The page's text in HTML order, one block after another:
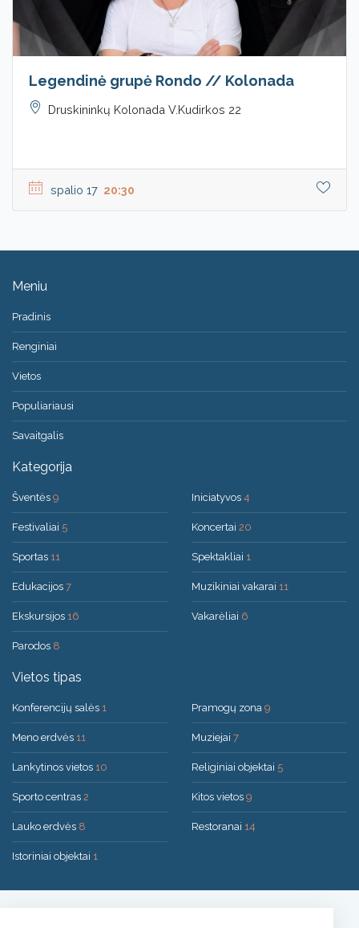
Legendinė grupė Rondo // Kolonada
Druskininkų Kolonada V.Kudirkos 22
spalio 17 20:30
Meniu
Pradinis
Renginiai
Vietos
Populiariausi
Savaitgalis
Kategorija
Šventės 9
Festivaliai 5
Sportas 11
Edukacijos 7
Ekskursijos 16
Parodos 8
Iniciatyvos 4
Koncertai 20
Spektakliai 1
Muzikiniai vakarai 11
Vakarėliai 6
Vietos tipas
Konferencijų salės 1
Meno erdvės 11
Lankytinos vietos 10
Sporto centras 2
Lauko erdvės 8
Istoriniai objektai 1
Pramogų zona 9
Muziejai 7
Religiniai objektai 5
Kitos vietos 9
Restoranai 14